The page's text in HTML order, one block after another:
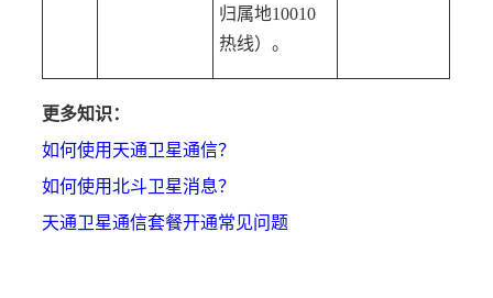
归属地10010
热线）。
更多知识：
如何使用天通卫星通信？
如何使用北斗卫星消息？
天通卫星通信套餐开通常见问题